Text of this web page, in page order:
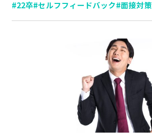
#22卒#セルフフィードバック#面接対策